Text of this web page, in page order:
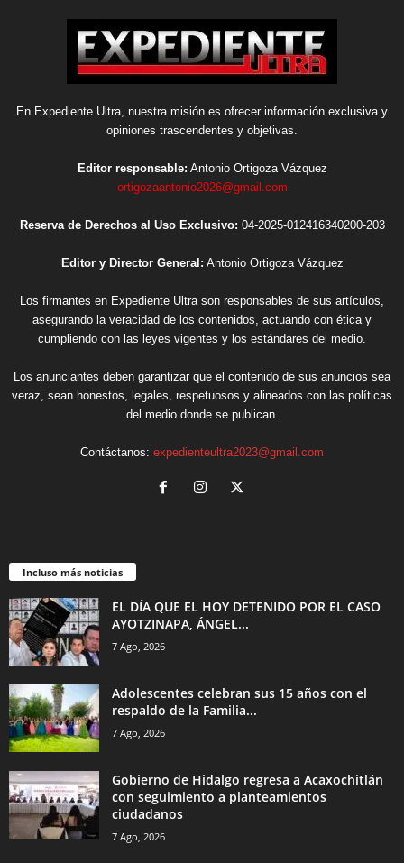
En Expediente Ultra, nuestra misión es ofrecer información exclusiva y
opiniones trascendentes y objetivas.
Editor responsable: Antonio Ortigoza Vázquez
ortigozaantonio2026@gmail.com
Reserva de Derechos al Uso Exclusivo: 04-2025-012416340200-203
Editor y Director General: Antonio Ortigoza Vázquez
Los firmantes en Expediente Ultra son responsables de sus artículos,
asegurando la veracidad de los contenidos, actuando con ética y
cumpliendo con las leyes vigentes y los estándares del medio.
Los anunciantes deben garantizar que el contenido de sus anuncios sea
veraz, sean honestos, legales, respetuosos y alineados con las políticas
del medio donde se publican.
Contáctanos: expedienteultra2023@gmail.com
Incluso más noticias
EL DÍA QUE EL HOY DETENIDO POR EL CASO
AYOTZINAPA, ÁNGEL...
7 Ago, 2026
Adolescentes celebran sus 15 años con el
respaldo de la Familia...
7 Ago, 2026
Gobierno de Hidalgo regresa a Acaxochitlán
con seguimiento a planteamientos
ciudadanos
7 Ago, 2026